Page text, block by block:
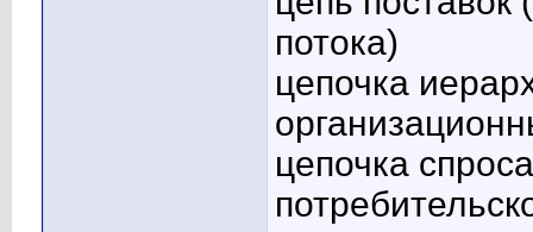
потока)
цепочка
цепочка